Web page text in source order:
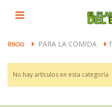
Inicio > PARA LA COMIDA > f
No hay artículos en esta categoría